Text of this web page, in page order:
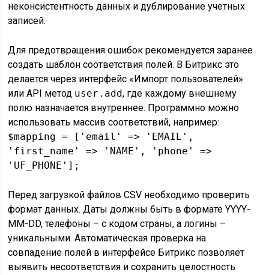
неконсистентность данных и дублирование учетных
записей.
Для предотвращения ошибок рекомендуется заранее
создать шаблон соответствия полей. В Битрикс это
делается через интерфейс «Импорт пользователей»
или API метод user.add, где каждому внешнему
полю назначается внутреннее. Программно можно
использовать массив соответствий, например:
$mapping = ['email' => 'EMAIL',
'first_name' => 'NAME', 'phone' =>
'UF_PHONE'];
Перед загрузкой файлов CSV необходимо проверить
формат данных. Даты должны быть в формате YYYY-
MM-DD, телефоны – с кодом страны, а логины –
уникальными. Автоматическая проверка на
совпадение полей в интерфейсе Битрикс позволяет
выявить несоответствия и сохранить целостность